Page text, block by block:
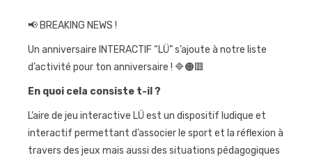
Journées
Contact
📢 BREAKING NEWS !
Un anniversaire INTERACTIF “LÜ” s’ajoute à notre liste
d’activité pour ton anniversaire ! 🔷🟠🟥
En quoi cela consiste t-il ?
L’aire de jeu interactive LÜ est un dispositif ludique et
interactif permettant d’associer le sport et la réflexion à
travers des jeux mais aussi des situations pédagogiques